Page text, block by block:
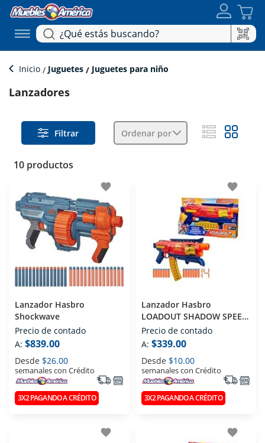
Inicio Juguetes Juguetes para niño
Lanzadores
Filtrar Ordenar por
10 productos
favorite
Lanzador Hasbro
Shockwave
Precio de contado
A: $839.00
Desde $26.00
semanales con Crédito
3X2 PAGANDO A CRÉDITO
favorite
Lanzador Hasbro
LOADOUT SHADOW SPEED
RECON G1759
Precio de contado
A: $339.00
Desde $10.00
semanales con Crédito
3X2 PAGANDO A CRÉDITO
favorite favorite